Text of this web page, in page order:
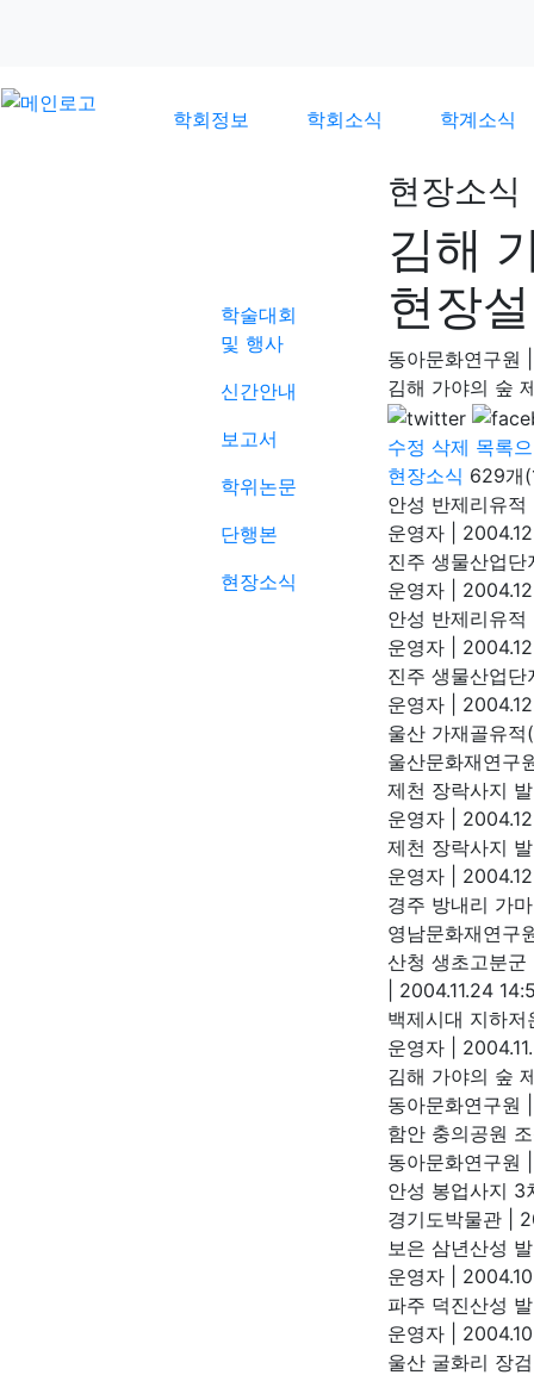
학회정보 학회소식 학계소식
학술대회
및 행사
신간안내
보고서
학위논문
단행본
현장소식
현장소식
김해
현장
동아문화연구원
김해 가야의 숲
수정 삭제 목록
현장소식 629개
안성 반제리유
운영자
진주 생물산업
운영자
안성 반제리유
운영자
진주 생물산업
운영자
울산 가재골유
울산문화재연구
제천 장락사지
운영자
제천 장락사지
운영자
경주 방내리 가
영남문화재연구
산청 생초고분군
2004.11.24
백제시대 지하
운영자
김해 가야의 숲
동아문화연구원
함안 충의공원
동아문화연구원
안성 봉업사지 3
경기도박물관
보은 삼년산성
운영자
파주 덕진산성
운영자
울산 굴화리 장